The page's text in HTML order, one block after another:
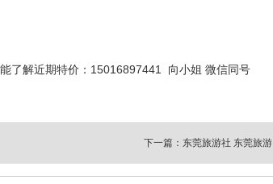
了解近期特价：15016897441 向小姐 微信同号
下一篇： 东莞旅游社 东莞旅游